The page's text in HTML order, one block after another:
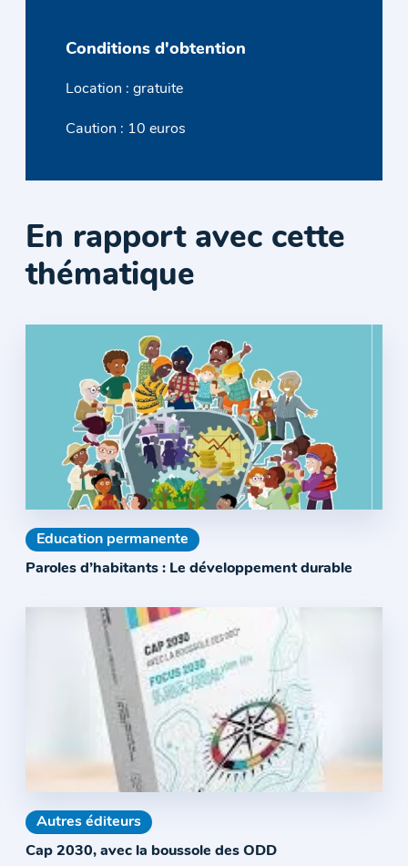
Conditions d'obtention
Location : gratuite
Caution : 10 euros
En rapport avec cette
thématique
Education permanente
Paroles d’habitants : Le développement durable
Autres éditeurs
Cap 2030, avec la boussole des ODD